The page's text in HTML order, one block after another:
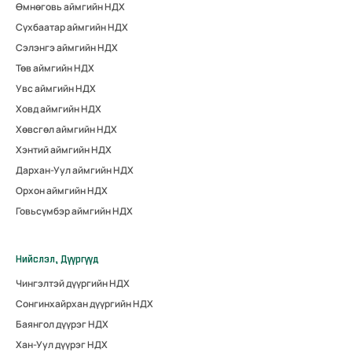
Өмнөговь аймгийн НДХ
Сүхбаатар аймгийн НДХ
Сэлэнгэ аймгийн НДХ
Төв аймгийн НДХ
Увс аймгийн НДХ
Ховд аймгийн НДХ
Хөвсгөл аймгийн НДХ
Хэнтий аймгийн НДХ
Дархан-Уул аймгийн НДХ
Орхон аймгийн НДХ
Говьсүмбэр аймгийн НДХ
Нийслэл, Дүүргүүд
Чингэлтэй дүүргийн НДХ
Сонгинхайрхан дүүргийн НДХ
Баянгол дүүрэг НДХ
Хан-Уул дүүрэг НДХ